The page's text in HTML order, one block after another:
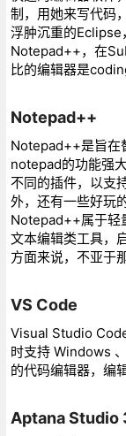
制，用她来写代码
浮肿沉重的Eclipse
Notepad++，在
比的编辑器是
Notepad++
Notepad++是旨在
notepad的功能强
不同的插件，以支
外，还有一些好玩
Notepad++属于轻
文本编辑类工具，
方面来说，不亚于
VS Code
Visual Studio
时支持 Windows
的代码编辑器，编
Aptana Studio